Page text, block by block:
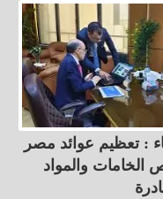
: تعظيم عوائد مصر
الخامات والمواد